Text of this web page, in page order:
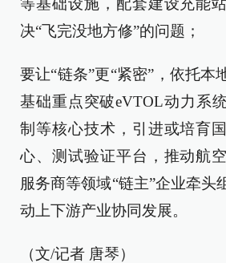
等基础设施，配套建设充能
决“飞完没地方修”的问题；
要让“链条”更“紧密”，依托本
基础重点突破eVTOL动力系
制等核心技术，引进或培育
心、测试验证平台，推动航
服务商等领域“链主”企业牵头
动上下游产业协同发展。
（文/记者 唐琴）